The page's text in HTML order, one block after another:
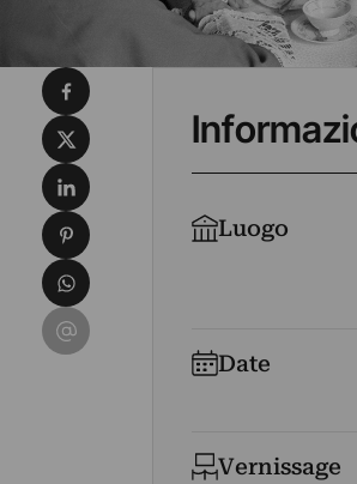
Luogo
Date
Vernissage
Condividi su Facebook
Condividi su X
Condividi su LinkedIn
Condividi su Pinterest
Condividi su WhatsApp
Condividi su Email